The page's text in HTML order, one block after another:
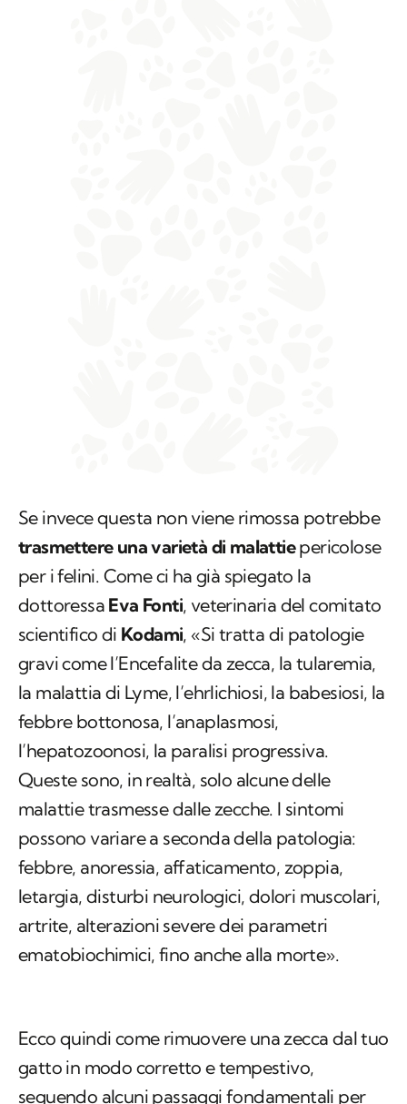
Se invece questa non viene rimossa potrebbe
trasmettere una varietà di malattiepericolose
per i felini. Come ci ha già spiegato la
dottoressa Eva Fonti, veterinaria del comitato
scientifico di Kodami, «Si tratta di patologie
gravi come l’Encefalite da zecca, la tularemia,
la malattia di Lyme, l’ehrlichiosi, la babesiosi, la
febbre bottonosa, l’anaplasmosi,
l’hepatozoonosi, la paralisi progressiva.
Queste sono, in realtà, solo alcune delle
malattie trasmesse dalle zecche. I sintomi
possono variare a seconda della patologia:
febbre, anoressia, affaticamento, zoppia,
letargia, disturbi neurologici, dolori muscolari,
artrite, alterazioni severe dei parametri
ematobiochimici, fino anche alla morte».
Ecco quindi come rimuovere una zecca dal tuo
gatto in modo corretto e tempestivo,
seguendo alcuni passaggi fondamentali per